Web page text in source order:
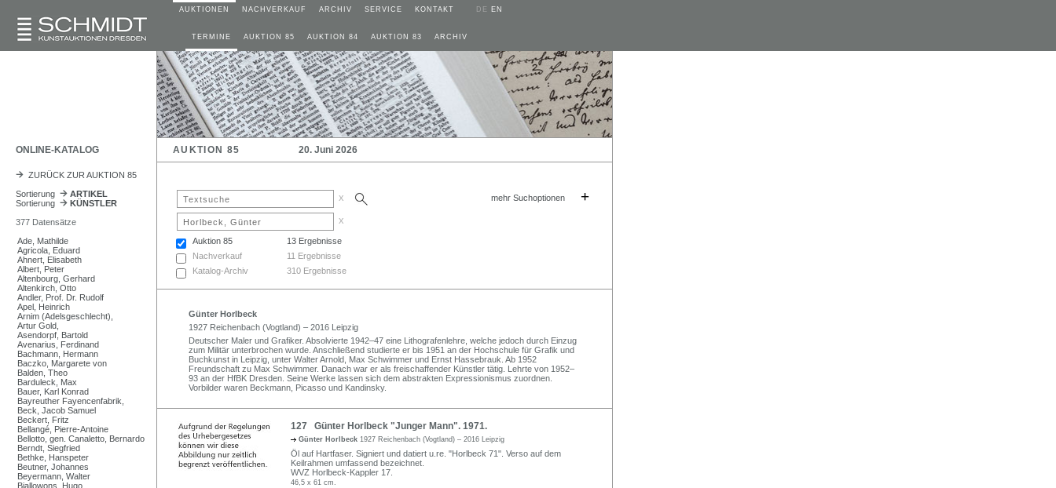
AUKTIONEN NACHVERKAUF ARCHIV SERVICE KONTAKT DE EN
TERMINE AUKTION 85 AUKTION 84 AUKTION 83 ARCHIV
ONLINE-KATALOG AUKTION 85 20. Juni 2026
ZURÜCK ZUR AUKTION 85
Sortierung
ARTIKEL
Sortierung
KÜNSTLER
377 Datensätze
Ade, Mathilde
Agricola, Eduard
Ahnert, Elisabeth
Albert, Peter
Altenbourg, Gerhard
Altenkirch, Otto
Andler, Prof. Dr. Rudolf
Apel, Heinrich
Arnim (Adelsgeschlecht),
Artur Gold,
Asendorpf, Bartold
Avenarius, Ferdinand
Bachmann, Hermann
Baczko, Margarete von
Balden, Theo
Barduleck, Max
Bauer, Karl Konrad
Bayreuther Fayencenfabrik,
Beck, Jacob Samuel
Beckert, Fritz
Bellangé, Pierre-Antoine
Bellotto, gen. Canaletto, Bernardo
Berndt, Siegfried
Bethke, Hanspeter
Beutner, Johannes
Beyermann, Walter
Biallowons, Hugo
x mehr Suchoptionen +
x
Auktion 85
13 Ergebnisse
Nachverkauf
11 Ergebnisse
Katalog-Archiv
310 Ergebnisse
Günter Horlbeck
1927 Reichenbach (Vogtland) – 2016 Leipzig
Deutscher Maler und Grafiker. Absolvierte 1942–47 eine Lithografenlehre, welche jedoch durch Einzug
zum Militär unterbrochen wurde. Anschließend studierte er bis 1951 an der Hochschule für Grafik und
Buchkunst in Leipzig, unter Walter Arnold, Max Schwimmer und Ernst Hassebrauk. Ab 1952
Freundschaft zu Max Schwimmer. Danach war er als freischaffender Künstler tätig. Lehrte von 1952–
93 an der HfBK Dresden. Seine Werke lassen sich dem abstrakten Expressionismus zuordnen.
Vorbilder waren Beckmann, Picasso und Kandinsky.
127 Günter Horlbeck "Junger Mann". 1971.
Günter Horlbeck 1927 Reichenbach (Vogtland) – 2016 Leipzig
Öl auf Hartfaser. Signiert und datiert u.re. "Horlbeck 71". Verso auf dem
Keilrahmen umfassend bezeichnet.
WVZ Horlbeck-Kappler 17.
46,5 x 61 cm.